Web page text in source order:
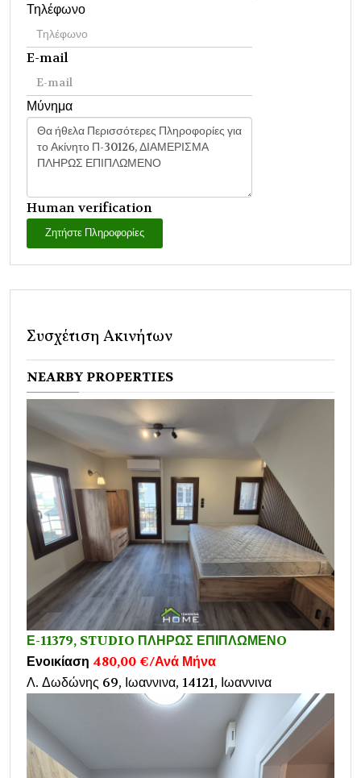
Τηλέφωνο
E-mail
Μύνημα
Human verification
Ζητήστε Πληροφορίες
Συσχέτιση Ακινήτων
NEARBY PROPERTIES
Ε-11379, STUDIO ΠΛΗΡΩΣ ΕΠΙΠΛΩΜΕΝO
Ενοικίαση 480,00 €/Ανά Μήνα
Λ. Δωδώνης 69, Ιωαννινα, 14121, Ιωαννινα